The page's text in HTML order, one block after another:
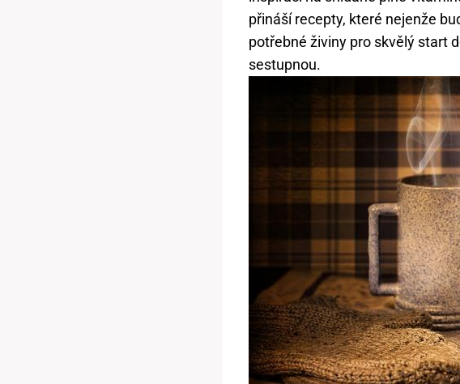
přináší recepty, které nejenže
potřebné živiny pro skvělý start
sestupnou.